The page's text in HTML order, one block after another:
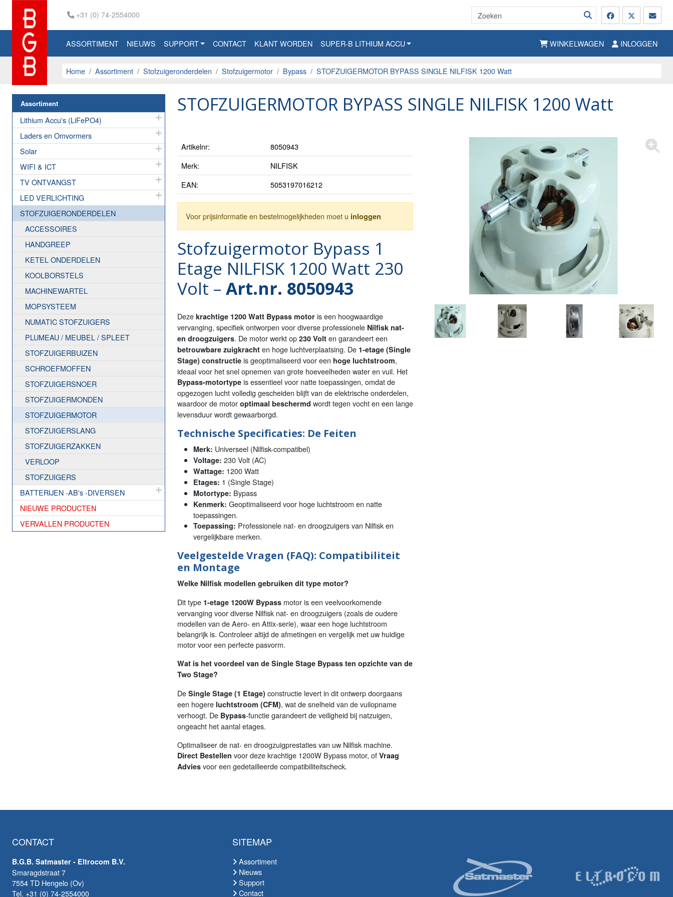
+31 (0) 74-2554000
ASSORTIMENT NIEUWS SUPPORT CONTACT KLANT WORDEN SUPER-B LITHIUM ACCU WINKELWAGEN INLOGGEN
Home Assortiment Stofzuigeronderdelen Stofzuigermotor Bypass STOFZUIGERMOTOR BYPASS SINGLE NILFISK 1200 Watt
Assortiment
Lithium Accu's (LiFePO4)
Laders en Omvormers
Solar
WIFI & ICT
TV ONTVANGST
LED VERLICHTING
STOFZUIGERONDERDELEN
ACCESSOIRES
HANDGREEP
KETEL ONDERDELEN
KOOLBORSTELS
MACHINEWARTEL
MOPSYSTEEM
NUMATIC STOFZUIGERS
PLUMEAU / MEUBEL / SPLEET
STOFZUIGERBUIZEN
SCHROEFMOFFEN
STOFZUIGERSNOER
STOFZUIGERMONDEN
STOFZUIGERMOTOR
STOFZUIGERSLANG
STOFZUIGERZAKKEN
VERLOOP
STOFZUIGERS
BATTERIJEN -AB's -DIVERSEN
NIEUWE PRODUCTEN
VERVALLEN PRODUCTEN
STOFZUIGERMOTOR BYPASS SINGLE NILFISK 1200 Watt
Artikelnr:
8050943
Merk:
NILFISK
EAN:
5053197016212
Voor prijsinformatie en bestelmogelijkheden moet u inloggen
Stofzuigermotor Bypass 1
Etage NILFISK 1200 Watt 230
Volt – Art.nr. 8050943
Deze krachtige 1200 Watt Bypass motoris een hoogwaardige
vervanging, specifiek ontworpen voor diverse professionele Nilfisk nat-
en droogzuigers. De motor werkt op 230 Volten garandeert een
betrouwbare zuigkrachten hoge luchtverplaatsing. De 1-etage (Single
Stage) constructieis geoptimaliseerd voor een hoge luchtstroom,
ideaal voor het snel opnemen van grote hoeveelheden water en vuil. Het
Bypass-motortypeis essentieel voor natte toepassingen, omdat de
opgezogen lucht volledig gescheiden blijft van de elektrische onderdelen,
waardoor de motor optimaal beschermd wordt tegen vocht en een lange
levensduur wordt gewaarborgd.
Technische Specificaties: De Feiten
Merk: Universeel (Nilfisk-compatibel)
Voltage: 230 Volt (AC)
Wattage: 1200 Watt
Etages: 1 (Single Stage)
Motortype: Bypass
Kenmerk: Geoptimaliseerd voor hoge luchtstroom en natte
toepassingen.
Toepassing: Professionele nat- en droogzuigers van Nilfisk en
vergelijkbare merken.
Veelgestelde Vragen (FAQ): Compatibiliteit
en Montage
Welke Nilfisk modellen gebruiken dit type motor?
Dit type 1-etage 1200W Bypassmotor is een veelvoorkomende
vervanging voor diverse Nilfisk nat- en droogzuigers (zoals de oudere
modellen van de Aero- en Attix-serie), waar een hoge luchtstroom
belangrijk is. Controleer altijd de afmetingen en vergelijk met uw huidige
motor voor een perfecte pasvorm.
Wat is het voordeel van de Single Stage Bypass ten opzichte van de
Two Stage?
De Single Stage (1 Etage) constructie levert in dit ontwerp doorgaans
een hogere luchtstroom (CFM), wat de snelheid van de vuilopname
verhoogt. De Bypass-functie garandeert de veiligheid bij natzuigen,
ongeacht het aantal etages.
Optimaliseer de nat- en droogzuigprestaties van uw Nilfisk machine.
Direct Bestellen voor deze krachtige 1200W Bypass motor, of Vraag
Adviesvoor een gedetailleerde compatibiliteitscheck.
CONTACT
B.G.B. Satmaster - Eltrocom B.V.
Smaragdstraat 7
7554 TD Hengelo (Ov)
Tel. +31 (0) 74-2554000
SITEMAP
Assortiment
Nieuws
Support
Contact